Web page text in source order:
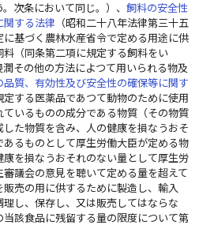
次条において同じ。）、飼料の安全性
関する法律 （昭和二十八年法律第三十五
基づく農林水産省令で定める用途に供
（同条第二項に規定する飼料をい
その他の方法によつて用いられる物及
質、有効性及び安全性の確保等に関す
定する医薬品であつて動物のために使用
いるものの成分である物質（その物質
た物質を含み、人の健康を損なうおそ
るものとして厚生労働大臣が定める物
を損なうおそれのない量として厚生労
議会の意見を聴いて定める量を超えて
売の用に供するために製造し、輸入
理し、保存し、又は販売してはならな
当該食品に残留する量の限度について第